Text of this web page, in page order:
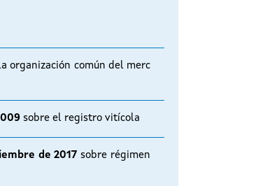
organización común del merc
sobre el registro vitícola
de 2017 sobre régimen